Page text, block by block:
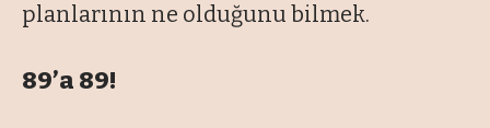
planlarının ne olduğunu bilmek.
89’a 89!